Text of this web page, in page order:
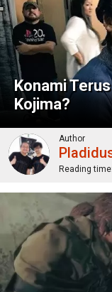
Konami
Kojima?
Author
Reading time: